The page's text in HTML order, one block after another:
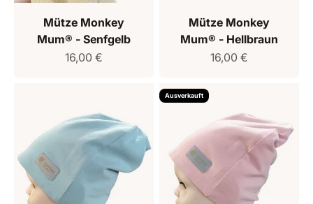
Mütze Monkey
Mum® - Senfgelb
Verkaufspreis
16,00 €
Mütze Monkey
Mum® - Hellbraun
Verkaufspreis
16,00 €
Ausverkauft